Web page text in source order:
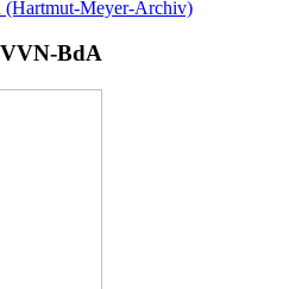
(Hartmut-Meyer-Archiv)
BdA